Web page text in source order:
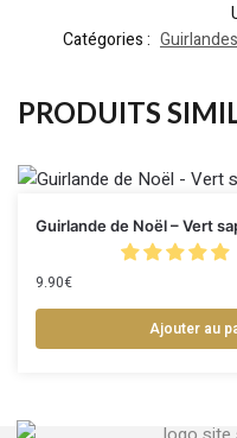
Catégories :
PRODUITS
Guirlande de Noël – Vert
9.90€
Ajouter au